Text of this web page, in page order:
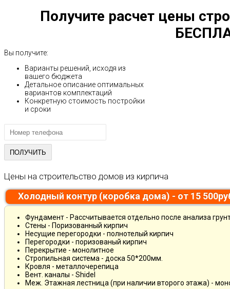
Получите расчет цены
Вы получите:
Варианты решений, исходя из
вашего бюджета
Детальное описание оптимальных
вариантов комплектаций
Конкретную стоимость постройки
и сроки
Цены на строительство домов из кирпича
Холодный контур (коробка дома) - от 15
Фундамент - Рассчитывается отдельно после анализа
Стены - Поризованный кирпич
Несущие перегородки - полнотелый кирпич
Перегородки - поризованый кирпич
Перекрытие - монолитное
Стропильная система - доска 50*200мм.
Кровля - металлочерепица
Вент. каналы - Shidel
Меж. Этажная лестница (при наличии второго этажа) -